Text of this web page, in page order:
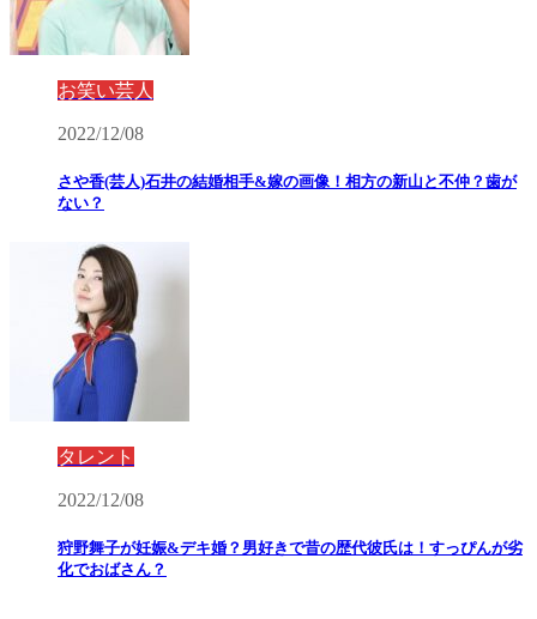
お笑い芸人
2022/12/08
さや香(芸人)石井の結婚相手&嫁の画像！相方の新山と不仲？歯が
ない？
タレント
2022/12/08
狩野舞子が妊娠&デキ婚？男好きで昔の歴代彼氏は！すっぴんが劣
化でおばさん？